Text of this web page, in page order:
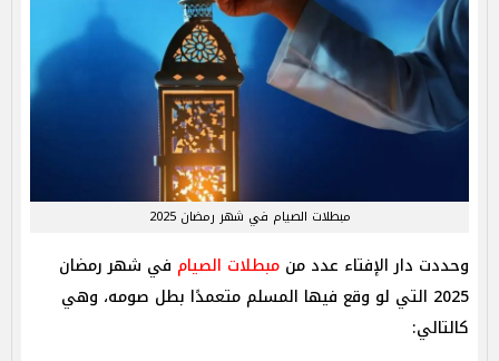
مبطلات الصيام في شهر رمضان 2025
وحددت دار الإفتاء عدد من مبطلات الصيام في شهر رمضان
2025 التي لو وقع فيها المسلم متعمدًا بطل صومه، وهي
كالتالي: